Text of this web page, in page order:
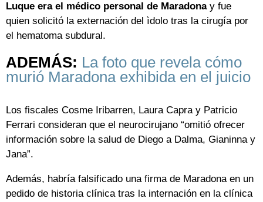
Luque era el médico personal de Maradonay fue
quien solicitó la externación del ìdolo tras la cirugía por
el hematoma subdural.
ADEMÁS: La foto que revela cómo
murió Maradona exhibida en el juicio
Los fiscales Cosme Iribarren, Laura Capra y Patricio
Ferrari consideran que el neurocirujano “omitió ofrecer
información sobre la salud de Diego a Dalma, Gianinna y
Jana”.
Además, habría falsificado una firma de Maradona en un
pedido de historia clínica tras la internación en la clínica